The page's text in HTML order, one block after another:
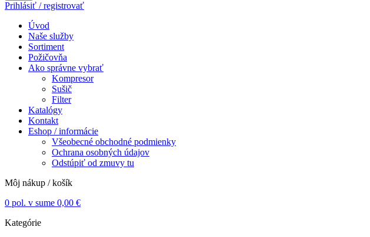
Prihlásiť / registrovať
Úvod
Naše služby
Sortiment
Požičovňa
Ako správne vybrať
Kompresor
Sušič
Filter
Katalógy
Kontakt
Eshop / informácie
Všeobecné obchodné podmienky
Ochrana osobných údajov
Odstúpiť od zmuvy tu
Môj nákup / košík
0 pol. v sume 0,00 €
Kategórie